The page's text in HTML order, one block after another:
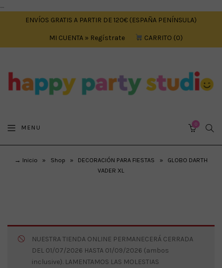
....
ENVÍOS GRATIS A PARTIR DE 120€ (ESPAÑA PENÍNSULA)
MI CUENTA » Regístrate CARRITO 0
MENU 0
→ Inicio » Shop » DECORACIÓN PARA FIESTAS »
GLOBO DARTH
VADER XL
NUESTRA TIENDA ONLINE PERMANECERÁ CERRADA
DEL 01/07/2026 HASTA 01/09/2026 (ambos
inclusive). LAMENTAMOS LAS MOLESTIAS